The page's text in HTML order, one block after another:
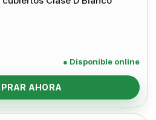
● Disponible online
AHORA